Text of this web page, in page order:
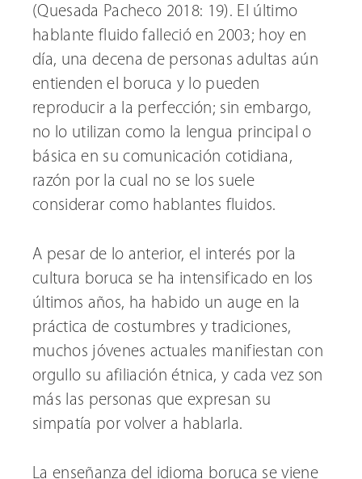
(Quesada Pacheco 2018: 19). El último
hablante fluido falleció en 2003; hoy en
día, una decena de personas adultas aún
entienden el boruca y lo pueden
reproducir a la perfección; sin embargo,
no lo utilizan como la lengua principal o
básica en su comunicación cotidiana,
razón por la cual no se los suele
considerar como hablantes fluidos.
A pesar de lo anterior, el interés por la
cultura boruca se ha intensificado en los
últimos años, ha habido un auge en la
práctica de costumbres y tradiciones,
muchos jóvenes actuales manifiestan con
orgullo su afiliación étnica, y cada vez son
más las personas que expresan su
simpatía por volver a hablarla.
La enseñanza del idioma boruca se viene